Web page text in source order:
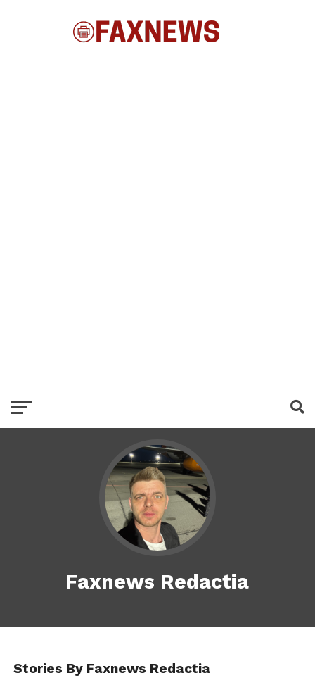
Faxnews Redactia
Stories By Faxnews Redactia